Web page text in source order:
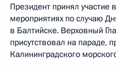
Президент принял участие
мероприятиях по случаю
в Балтийске. Верховный
присутствовал на параде,
Калининградского